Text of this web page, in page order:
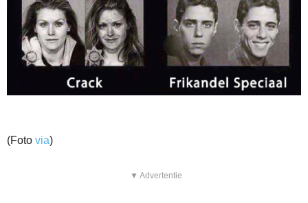
(Foto via)
▼ Advertentie